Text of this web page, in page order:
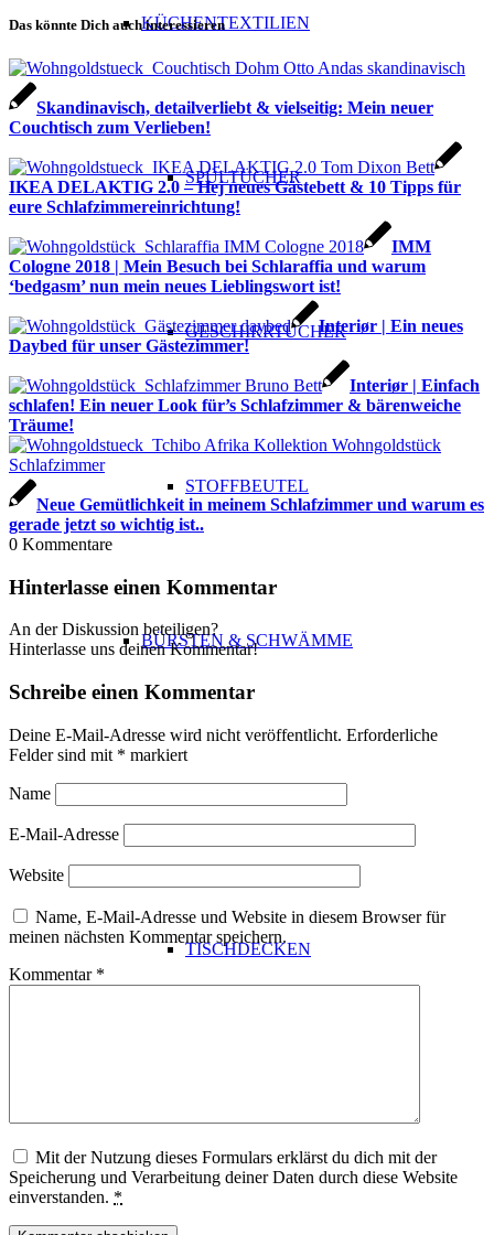
KÜCHENTEXTILIEN
SPÜLTÜCHER
GESCHIRRTÜCHER
STOFFBEUTEL
BÜRSTEN & SCHWÄMME
TISCHDECKEN
Das könnte Dich auch interessieren
Skandinavisch, detailverliebt & vielseitig: Mein neuer
Couchtisch zum Verlieben!
IKEA DELAKTIG 2.0 – Hej neues Gästebett & 10 Tipps für
eure Schlafzimmereinrichtung!
IMM
Cologne 2018 | Mein Besuch bei Schlaraffia und warum
‘bedgasm’ nun mein neues Lieblingswort ist!
Interiør | Ein neues
Daybed für unser Gästezimmer!
Interiør | Einfach
schlafen! Ein neuer Look für’s Schlafzimmer & bärenweiche
Träume!
Neue Gemütlichkeit in meinem Schlafzimmer und warum es
gerade jetzt so wichtig ist..
0 Kommentare
Hinterlasse einen Kommentar
An der Diskussion beteiligen?
Hinterlasse uns deinen Kommentar!
Schreibe einen Kommentar
Deine E-Mail-Adresse wird nicht veröffentlicht. Erforderliche
Felder sind mit * markiert
Name
E-Mail-Adresse
Website
Name, E-Mail-Adresse und Website in diesem Browser für
meinen nächsten Kommentar speichern.
Kommentar *
Mit der Nutzung dieses Formulars erklärst du dich mit der
Speicherung und Verarbeitung deiner Daten durch diese Website
einverstanden. *